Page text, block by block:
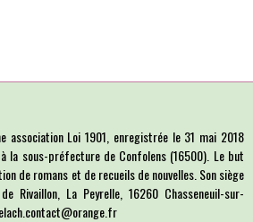
association Loi 1901, enregistrée le 31 mai 2018
la sous-préfecture de Confolens (16500). Le but
de romans et de recueils de nouvelles. Son siège
Rivaillon, La Peyrelle, 16260 Chasseneuil-sur-